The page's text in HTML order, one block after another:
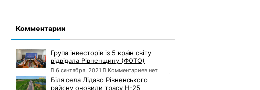
Комментарии
Група інвесторів із 5 країн світу
відвідала Рівненщину (ФОТО)
6 сентября, 2021 Комментариев нет
Біля села Лідаво Рівненського
району оновили трасу Н-25